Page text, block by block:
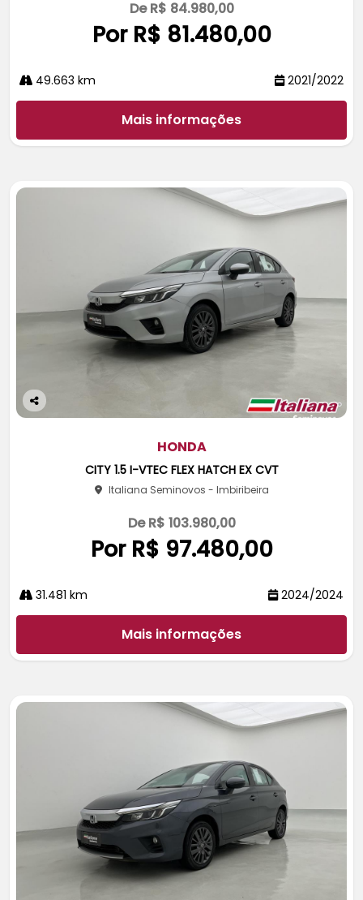
De R$ 84.980,00
Por R$ 81.480,00
49.663 km 2021/2022
Mais informações
Co
HONDA
CITY 1.5 I-VTEC FLEX HATCH EX CVT
Italiana Seminovos - Imbiribeira
De R$ 103.980,00
Por R$ 97.480,00
31.481 km 2024/2024
Mais informações